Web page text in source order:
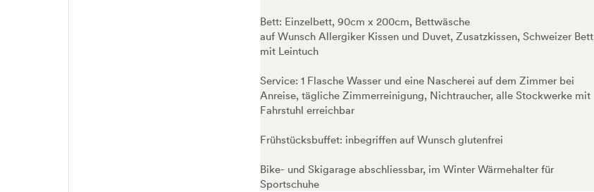
Bett: Einzelbett, 90cm x 200cm, Bettwäsche
auf Wunsch Allergiker Kissen und Duvet, Zusatzkissen, Schweizer Bett
mit Leintuch
Service: 1 Flasche Wasser und eine Nascherei auf dem Zimmer bei
Anreise, tägliche Zimmerreinigung, Nichtraucher, alle Stockwerke mit
Fahrstuhl erreichbar
Frühstücksbuffet: inbegriffen auf Wunsch glutenfrei
Bike- und Skigarage abschliessbar, im Winter Wärmehalter für
Sportschuhe